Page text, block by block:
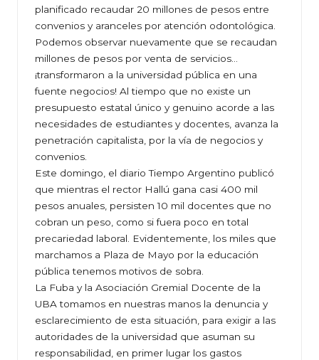
planificado recaudar 20 millones de pesos entre
convenios y aranceles por atención odontológica.
Podemos observar nuevamente que se recaudan
millones de pesos por venta de servicios…
¡transformaron a la universidad pública en una
fuente negocios! Al tiempo que no existe un
presupuesto estatal único y genuino acorde a las
necesidades de estudiantes y docentes, avanza la
penetración capitalista, por la vía de negocios y
convenios.
Este domingo, el diario Tiempo Argentino publicó
que mientras el rector Hallú gana casi 400 mil
pesos anuales, persisten 10 mil docentes que no
cobran un peso, como si fuera poco en total
precariedad laboral. Evidentemente, los miles que
marchamos a Plaza de Mayo por la educación
pública tenemos motivos de sobra.
La Fuba y la Asociación Gremial Docente de la
UBA tomamos en nuestras manos la denuncia y
esclarecimiento de esta situación, para exigir a las
autoridades de la universidad que asuman su
responsabilidad, en primer lugar los gastos